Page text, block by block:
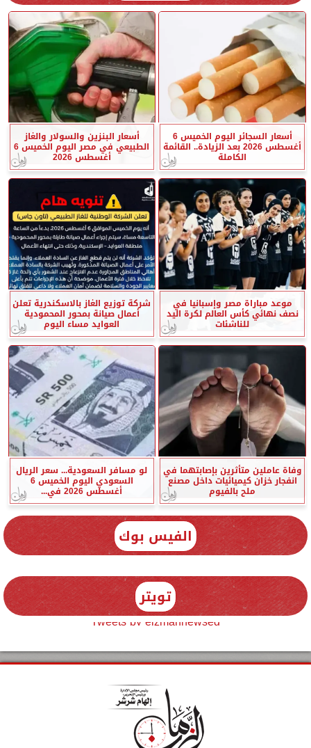
أسعار السجائر اليوم الخميس 6
أغسطس 2026 بعد الزيادة.. القائمة
الكاملة
أسعار البنزين والسولار والغاز
الطبيعي في مصر اليوم الخميس 6
أغسطس 2026
موعد مباراة مصر وإسبانيا في
نصف نهائي كأس العالم لكرة اليد
للناشئات
شركة توزيع الغاز بالاسكندرية تعلن
أعمال صيانة بمحور المحمودية
العوايد مساء اليوم
وفاة عاملين متأثرين بإصابتهما في
انفجار خزان كيميائيات داخل مصنع
ملح بالفيوم
لو مسافر السعودية... سعر الريال
السعودي اليوم الخميس 6
أغسطس 2026 في...
الفيس بوك
تويتر
Tweets by elzmannewseg